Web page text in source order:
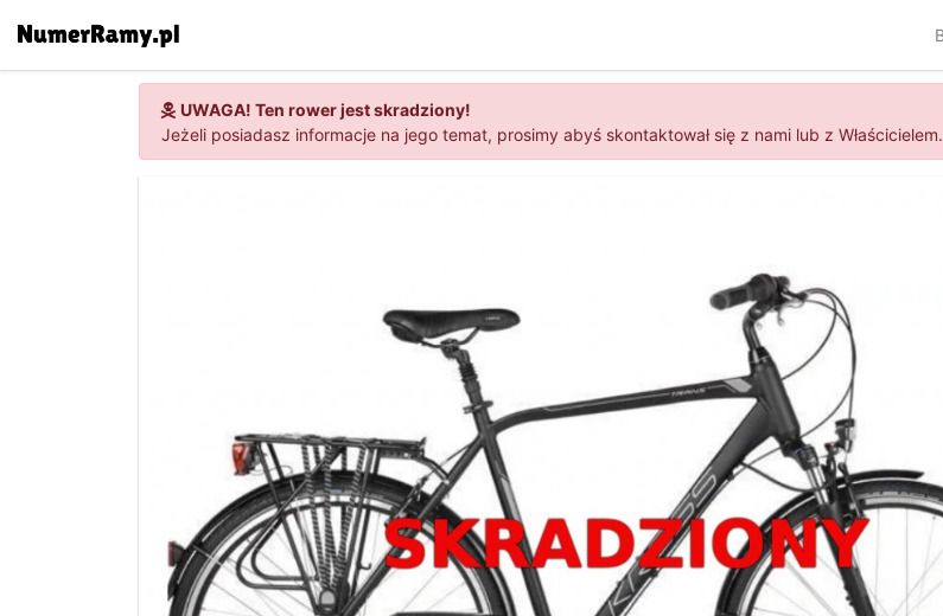
UWAGA! Ten rower jest skradziony!
Jeżeli posiadasz informacje na jego temat, prosimy abyś skontaktował się z nami lub z Właścicielem.